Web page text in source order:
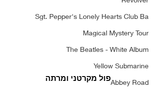
Sgt. Pepper's Lonely Hearts Club Ba
Magical Mystery Tour
The Beatles - White Album
Yellow Submarine
Abbey Roadפול מקרטני ומרתה